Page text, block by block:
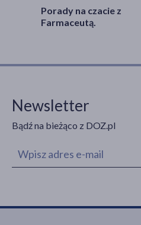
Porady na czacie z
Farmaceutą.
Newsletter
Bądź na bieżąco z DOZ.pl